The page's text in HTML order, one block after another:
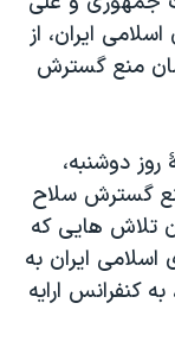
ايران، از
منع گسترش
دوشنبه،
گسترش سلاح
تلاش هايی که
ايران به
کنفرانس ارايه